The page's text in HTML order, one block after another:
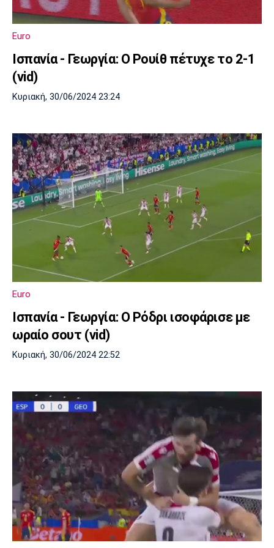
Cine Spot
Running
Παρασκήνιο
Μπαρτσελόνα
Ρεάλ
Μαδρίτης
Ατλέτικο
Μαδρίτης
Μάντσεστερ
Τσέλσι Άρσεναλ
Λίβερπουλ
Μάντσεστερ
Ίντερ
Μπορούσια
Ντόρτμουντ
Μαρσέιγ
Μονακό
Ερυθρός
Αστέρας
Τότεναμ
Euro
Ισπανία - Γεωργία: Ο Ρουίθ πέτυχε το 2-1
(vid)
Κυριακή, 30/06/2024 23:24
Euro
Ισπανία - Γεωργία: Ο Ρόδρι ισοφάρισε με
ωραίο σουτ (vid)
Κυριακή, 30/06/2024 22:52